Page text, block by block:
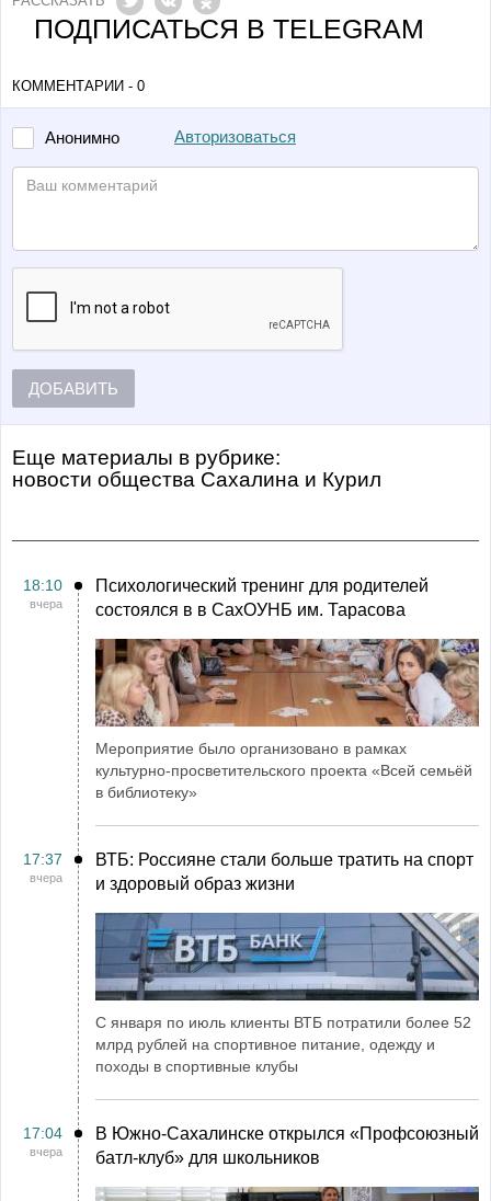
ПОДПИСАТЬСЯ В TELEGRAM
КОММЕНТАРИИ - 0
Анонимно Авторизоваться
ДОБАВИТЬ
Еще материалы в рубрике:
Новости общества Сахалина и Курил
18:10
вчера
Психологический тренинг для родителей
состоялся в в СахОУНБ им. Тарасова
Мероприятие было организовано в рамках
культурно-просветительского проекта «Всей семьёй
в библиотеку»
17:37
вчера
ВТБ: Россияне стали больше тратить на спорт
и здоровый образ жизни
С января по июль клиенты ВТБ потратили более 52
млрд рублей на спортивное питание, одежду и
походы в спортивные клубы
17:04
вчера
В Южно-Сахалинске открылся «Профсоюзный
батл-клуб» для школьников